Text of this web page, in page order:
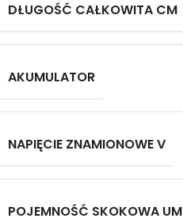
DŁUGOŚĆ CAŁKOWITA CM
AKUMULATOR
NAPIĘCIE ZNAMIONOWE V
POJEMNOŚĆ SKOKOWA UM